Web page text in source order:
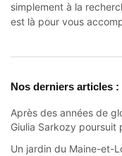
simplement à la
est là pour vous
Nos derniers articles :
Après des années de
Giulia Sarkozy
Un jardin du Maine-et-